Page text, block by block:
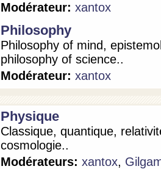
Modérateur: xantox
Philosophy
Philosophy of mind,
philosophy of science..
Modérateur: xantox
Physique
Classique, quantique,
cosmologie..
Modérateurs: xantox,